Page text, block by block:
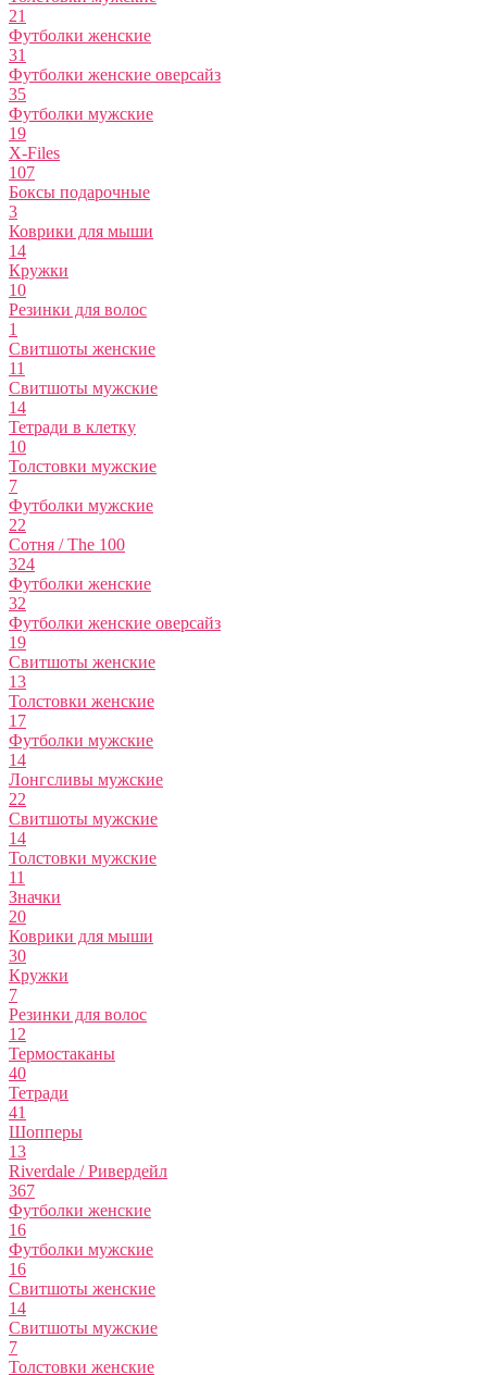
21
Футболки женские
31
Футболки женские оверсайз
35
Футболки мужские
19
X-Files
107
Боксы подарочные
3
Коврики для мыши
14
Кружки
10
Резинки для волос
1
Свитшоты женские
11
Свитшоты мужские
14
Тетради в клетку
10
Толстовки мужские
7
Футболки мужские
22
Сотня / The 100
324
Футболки женские
32
Футболки женские оверсайз
19
Свитшоты женские
13
Толстовки женские
17
Футболки мужские
14
Лонгсливы мужские
22
Свитшоты мужские
14
Толстовки мужские
11
Значки
20
Коврики для мыши
30
Кружки
7
Резинки для волос
12
Термостаканы
40
Тетради
41
Шопперы
13
Riverdale / Ривердейл
367
Футболки женские
16
Футболки мужские
16
Свитшоты женские
14
Свитшоты мужские
7
Толстовки женские